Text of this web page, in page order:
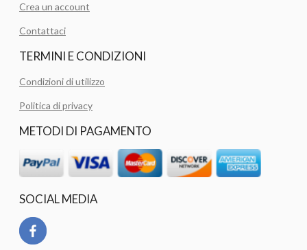
Crea un account
Contattaci
TERMINI E CONDIZIONI
Condizioni di utilizzo
Politica di privacy
METODI DI PAGAMENTO
SOCIAL MEDIA